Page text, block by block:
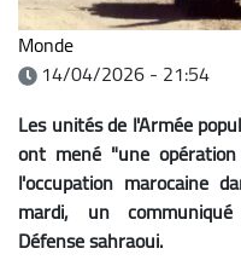
Monde
14/04/2026 - 21:54
Les unités de l'Armée
ont mené "une
l'occupation marocaine
mardi, un
Défense sahraoui.